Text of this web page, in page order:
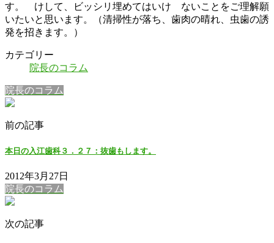
す。 けして、ビッシリ埋めてはいけ ないことをご理解願
いたいと思います。（清掃性が落ち、歯肉の晴れ、虫歯の誘
発を招きます。）
カテゴリー
院長のコラム
院長のコラム
前の記事
本日の入江歯科３．２７：抜歯もします。
2012年3月27日
院長のコラム
次の記事